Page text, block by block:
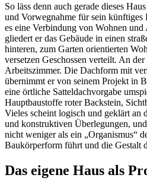
So läss denn auch gerade dieses
und Vorwegnahme für sein künftiges
es eine Verbindung von Wohnen
gliedert er das Gebäude in einen
hinteren, zum Garten orientierten
versetzen Geschossen verteilt. An
Arbeitszimmer. Die Dachform mit
übernimmt er von seinem Projekt in
eine örtliche Satteldachvorgabe
Hauptbaustoffe roter Backstein,
Vieles scheint logisch und geklärt an
und konstruktiven Überlegungen,
nicht weniger als ein „Organismus“
Baukörperform führt und die Gestalt
Das eigene Haus als